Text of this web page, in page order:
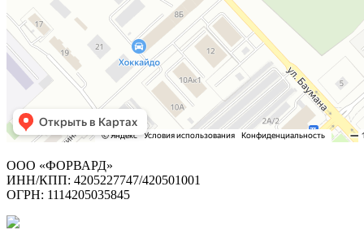
ООО «ФОРВАРД»
ИНН/КПП: 4205227747/420501001
ОГРН: 1114205035845